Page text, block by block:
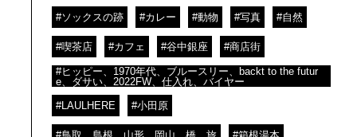
#ソックスの跡 #カレー #動物 #写真 #自然
#喫茶店 #カフェ #谷中銀座 #商店街
#ヒッピー、1970年代、ブルースリー、backt to the futur
e、ダサい、2022FW、仕入れ、バイヤー
#LAULHERE #小田原